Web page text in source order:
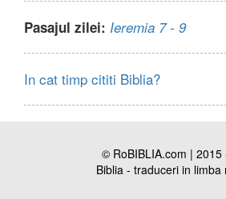
Pasajul zilei: Ieremia 7 - 9
In cat timp cititi Biblia?
© RoBIBLIA.com | 2015
Biblia - traduceri in limba